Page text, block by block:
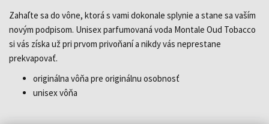
Zahaľte sa do vône, ktorá s vami dokonale splynie a stane sa vaším
novým podpisom. Unisex parfumovaná voda Montale Oud Tobacco
si vás získa už pri prvom privoňaní a nikdy vás neprestane
prekvapovať.
originálna vôňa pre originálnu osobnosť
unisex vôňa